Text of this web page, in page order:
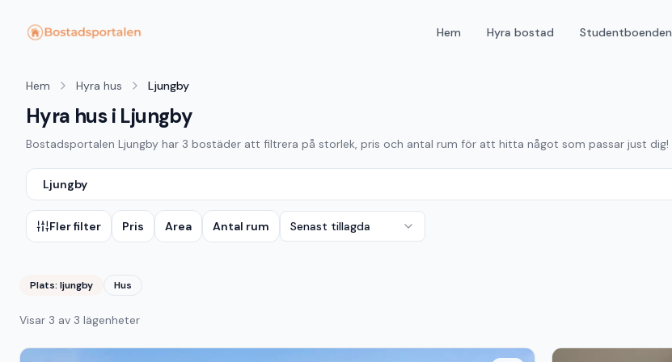
Hem Hyra bostad Studentboenden
Hem Hyra hus Ljungby
Hyra hus i Ljungby
Bostadsportalen Ljungby har 3 bostäder att filtrera på storlek, pris och antal rum för att hitta något som passar just dig!
Ljungby
Fler filter Pris Area Antal rum Senast tillagda
Plats: ljungby Hus
Visar 3 av 3 lägenheter